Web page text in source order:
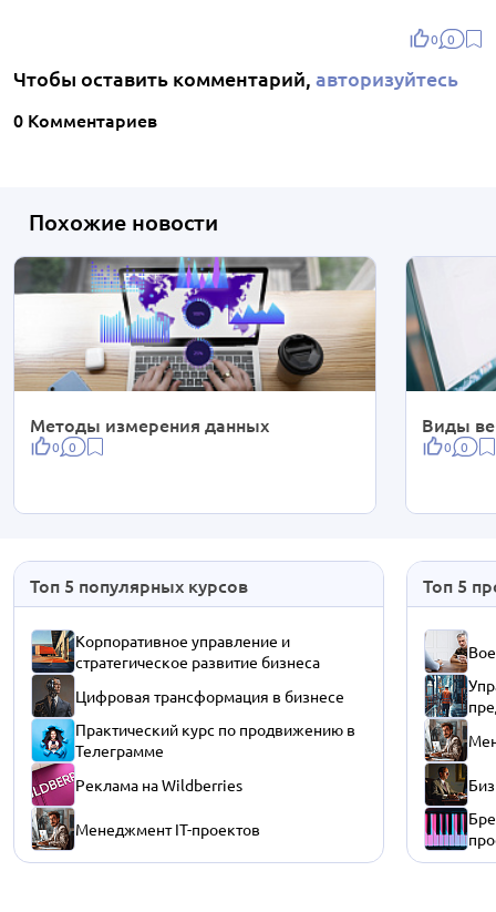
0 0
Чтобы оставить комментарий, авторизуйтесь
0 Комментариев
Похожие новости
Методы измерения данных
0 0
Виды
0 0
Топ 5 популярных курсов
Корпоративное управление и
стратегическое развитие бизнеса
Цифровая трансформация в бизнесе
Практический курс по продвижению в
Телеграмме
Реклама на Wildberries
Менеджмент IT-проектов
Топ 5